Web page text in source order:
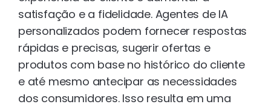
satisfação e a fidelidade. Agentes de IA
personalizados podem fornecer respostas
rápidas e precisas, sugerir ofertas e
produtos com base no histórico do cliente
e até mesmo antecipar as necessidades
dos consumidores. Isso resulta em uma